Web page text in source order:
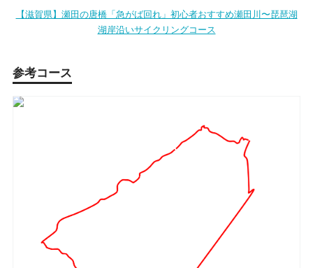
【滋賀県】瀬田の唐橋「急がば回れ」初心者おすすめ瀬田川〜琵琶湖
湖岸沿いサイクリングコース
参考コース